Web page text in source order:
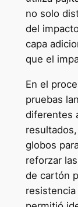
no solo
del
capa
que el
En el
pruebas
diferentes
globos
reforzar
de cartón